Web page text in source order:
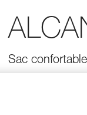
Sac
L'atout de taille
aux pratiquants
d'approche ou en
rembourrages. Ses